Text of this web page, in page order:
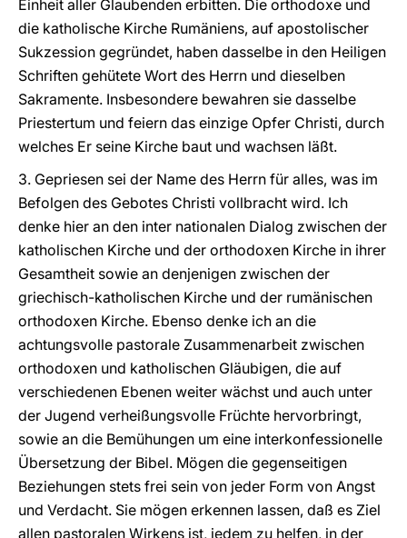
Einheit aller Glaubenden erbitten. Die orthodoxe und
die katholische Kirche Rumäniens, auf apostolischer
Sukzession gegründet, haben dasselbe in den Heiligen
Schriften gehütete Wort des Herrn und dieselben
Sakramente. Insbesondere bewahren sie dasselbe
Priestertum und feiern das einzige Opfer Christi, durch
welches Er seine Kirche baut und wachsen läßt.
3. Gepriesen sei der Name des Herrn für alles, was im
Befolgen des Gebotes Christi vollbracht wird. Ich
denke hier an den inter nationalen Dialog zwischen der
katholischen Kirche und der orthodoxen Kirche in ihrer
Gesamtheit sowie an denjenigen zwischen der
griechisch-katholischen Kirche und der rumänischen
orthodoxen Kirche. Ebenso denke ich an die
achtungsvolle pastorale Zusammenarbeit zwischen
orthodoxen und katholischen Gläubigen, die auf
verschiedenen Ebenen weiter wächst und auch unter
der Jugend verheißungsvolle Früchte hervorbringt,
sowie an die Bemühungen um eine interkonfessionelle
Übersetzung der Bibel. Mögen die gegenseitigen
Beziehungen stets frei sein von jeder Form von Angst
und Verdacht. Sie mögen erkennen lassen, daß es Ziel
allen pastoralen Wirkens ist, jedem zu helfen, in der